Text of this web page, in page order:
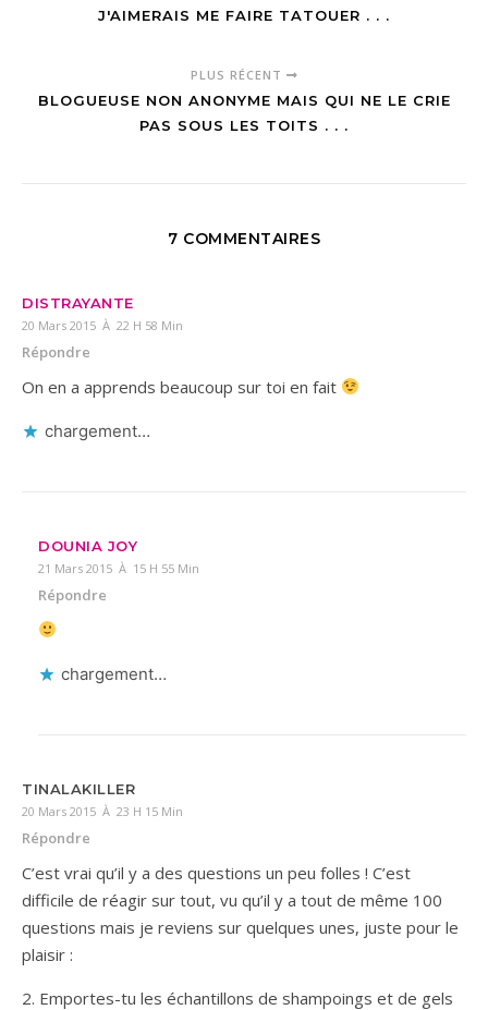
J'AIMERAIS ME FAIRE TATOUER . . .
PLUS RÉCENT
BLOGUEUSE NON ANONYME MAIS QUI NE LE CRIE
PAS SOUS LES TOITS . . .
7 COMMENTAIRES
DISTRAYANTE
20 Mars 2015 À 22 H 58 Min
Répondre
On en a apprends beaucoup sur toi en fait
chargement…
DOUNIA JOY
21 Mars 2015 À 15 H 55 Min
Répondre
chargement…
TINALAKILLER
20 Mars 2015 À 23 H 15 Min
Répondre
C’est vrai qu’il y a des questions un peu folles ! C’est
difficile de réagir sur tout, vu qu’il y a tout de même 100
questions mais je reviens sur quelques unes, juste pour le
plaisir :
2. Emportes-tu les échantillons de shampoings et de gels